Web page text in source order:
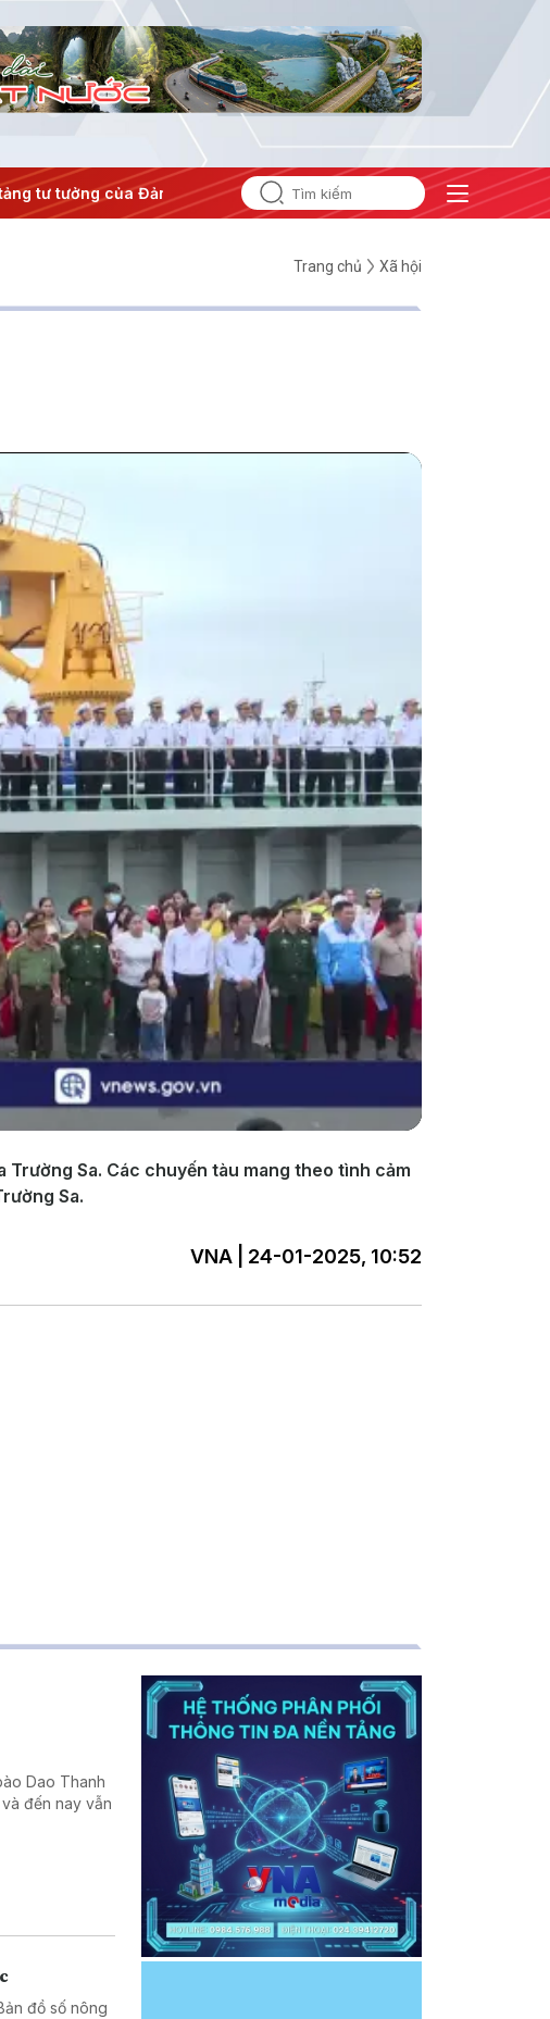
tư tưởng của Đảng #Hội nghị Trung ương 3
Trang chủ Xã hội
Sa. Các chuyến tàu mang theo tình cảm
Sa.
VNA | 24-01-2025, 10:52
Dao Thanh
đến nay vẫn
đồ số nông